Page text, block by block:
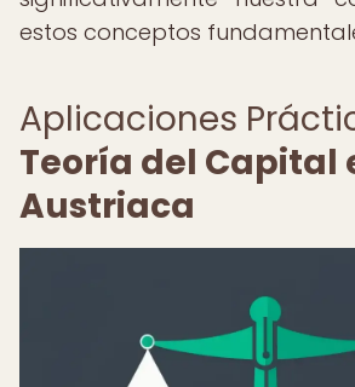
estos conceptos
Aplicaciones
Teoría del Capital
Austriaca